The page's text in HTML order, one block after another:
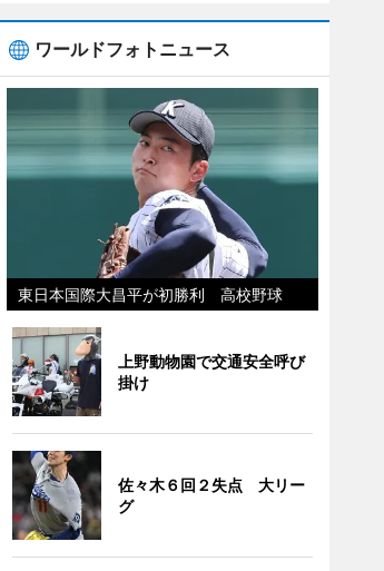
ワールドフォトニュース
東日本国際大昌平が初勝利 高校野球
上野動物園で交通安全呼び
掛け
佐々木６回２失点 大リー
グ